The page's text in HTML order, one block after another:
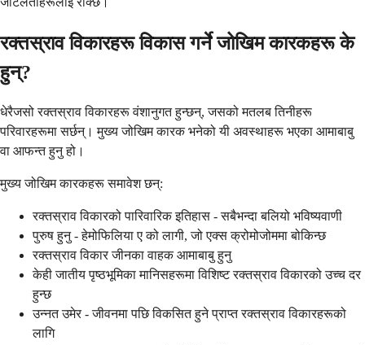
रक्तस्राव विकारहरू विकास गर्ने जोखिम कारकहरू के
हुन्?
धेरैजसो रक्तस्राव विकारहरू वंशानुगत हुन्छन्, जसको मतलब तिनीहरू
परिवारहरूमा सर्छन्। मुख्य जोखिम कारक भनेको यी अवस्थाहरू भएका आमाबाबु
वा आफन्त हुनु हो।
मुख्य जोखिम कारकहरू समावेश छन्:
रक्तस्राव विकारको पारिवारिक इतिहास - सबैभन्दा बलियो भविष्यवाणी
पुरुष हुनु - हेमोफिलिया ए को लागी, जो एक्स क्रोमोजोममा बोकिन्छ
रक्तस्राव विकार जीनका वाहक आमाबाबु हुनु
केही जातीय पृष्ठभूमिका मानिसहरूमा विशिष्ट रक्तस्राव विकारको उच्च दर
हुन्छ
उन्नत उमेर - जीवनमा पछि विकसित हुने प्राप्त रक्तस्राव विकारहरूको
लागि